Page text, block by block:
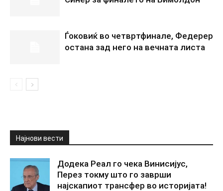
Ѓоковиќ во четвртфинале, Федерер
остана зад него на вечната листа
Најнови вести
Додека Реал го чека Винисијус,
Перез токму што го заврши
најскапиот трансфер во историјата!